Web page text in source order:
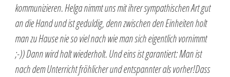
kommunizieren. Helga nimmt uns mit ihrer sympathischen Art gut
an die Hand und ist geduldig, denn zwischen den Einheiten holt
man zu Hause nie so viel nach wie man sich eigentlich vornimmt
;-)) Dann wird halt wiederholt. Und eins ist garantiert: Man ist
nach dem Unterricht fröhlicher und entspannter als vorher!Dass